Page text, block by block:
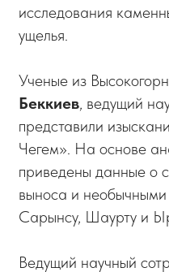
исследования
ущелья.
Ученые из
Беккиев, ведущий
представили
Чегем». На основе
приведены данные о
выноса и
Сарынсу, Шаурту и
Ведущий научный